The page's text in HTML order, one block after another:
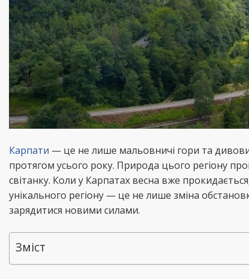
Карпати — це не лише мальовничі гори та
протягом усього року. Природа цього регіону
світанку. Коли у Карпатах весна вже
унікального регіону — це не лише зміна
зарядитися новими силами.
Зміст